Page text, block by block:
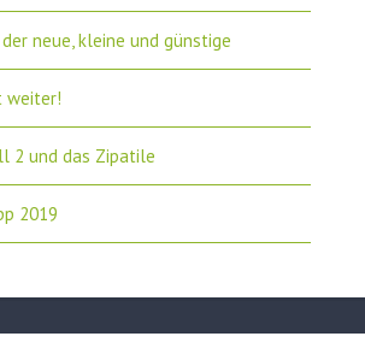
neue, kleine und günstige
weiter!
2 und das Zipatile
2019